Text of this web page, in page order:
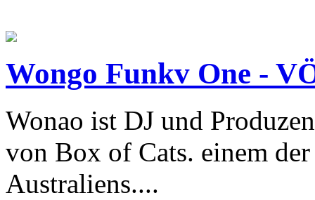
Wongo Funkv One -
Wonao ist DJ und
von Box of Cats. einem
Australiens....